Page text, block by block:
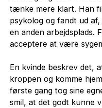
tænke mere klart. Han
psykolog og fandt ud
en anden arbejdsplads.
acceptere at være
En kvinde beskrev det,
kroppen og komme
første gang tog sine
smil, at det godt kunne